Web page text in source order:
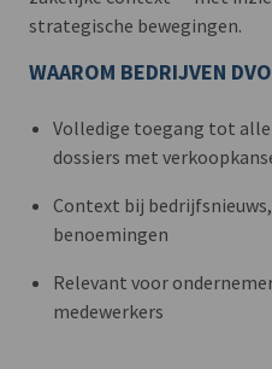
strategische bewegingen.
WAAROM BEDRIJVEN
Volledige toegang tot
dossiers met
Context bij
benoemingen
Relevant voor
medewerkers